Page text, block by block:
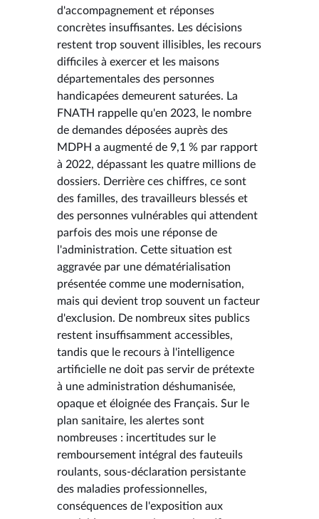
d'accompagnement et réponses
concrètes insuffisantes. Les décisions
restent trop souvent illisibles, les recours
difficiles à exercer et les maisons
départementales des personnes
handicapées demeurent saturées. La
FNATH rappelle qu'en 2023, le nombre
de demandes déposées auprès des
MDPH a augmenté de 9,1 % par rapport
à 2022, dépassant les quatre millions de
dossiers. Derrière ces chiffres, ce sont
des familles, des travailleurs blessés et
des personnes vulnérables qui attendent
parfois des mois une réponse de
l'administration. Cette situation est
aggravée par une dématérialisation
présentée comme une modernisation,
mais qui devient trop souvent un facteur
d'exclusion. De nombreux sites publics
restent insuffisamment accessibles,
tandis que le recours à l'intelligence
artificielle ne doit pas servir de prétexte
à une administration déshumanisée,
opaque et éloignée des Français. Sur le
plan sanitaire, les alertes sont
nombreuses : incertitudes sur le
remboursement intégral des fauteuils
roulants, sous-déclaration persistante
des maladies professionnelles,
conséquences de l'exposition aux